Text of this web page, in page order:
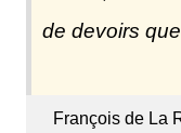
de devoirs
François de La